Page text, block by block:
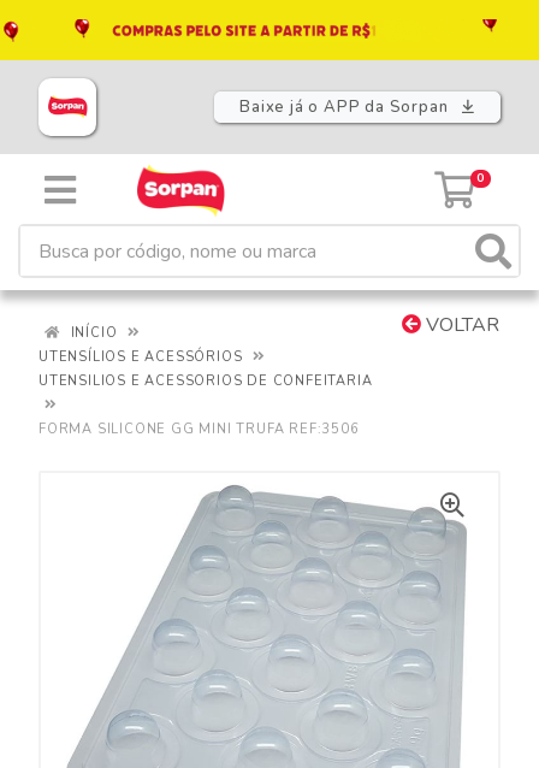
Baixe já o APP da Sorpan
0
VOLTAR
INÍCIO
UTENSÍLIOS E ACESSÓRIOS
UTENSILIOS E ACESSORIOS DE CONFEITARIA
FORMA SILICONE GG MINI TRUFA REF:3506